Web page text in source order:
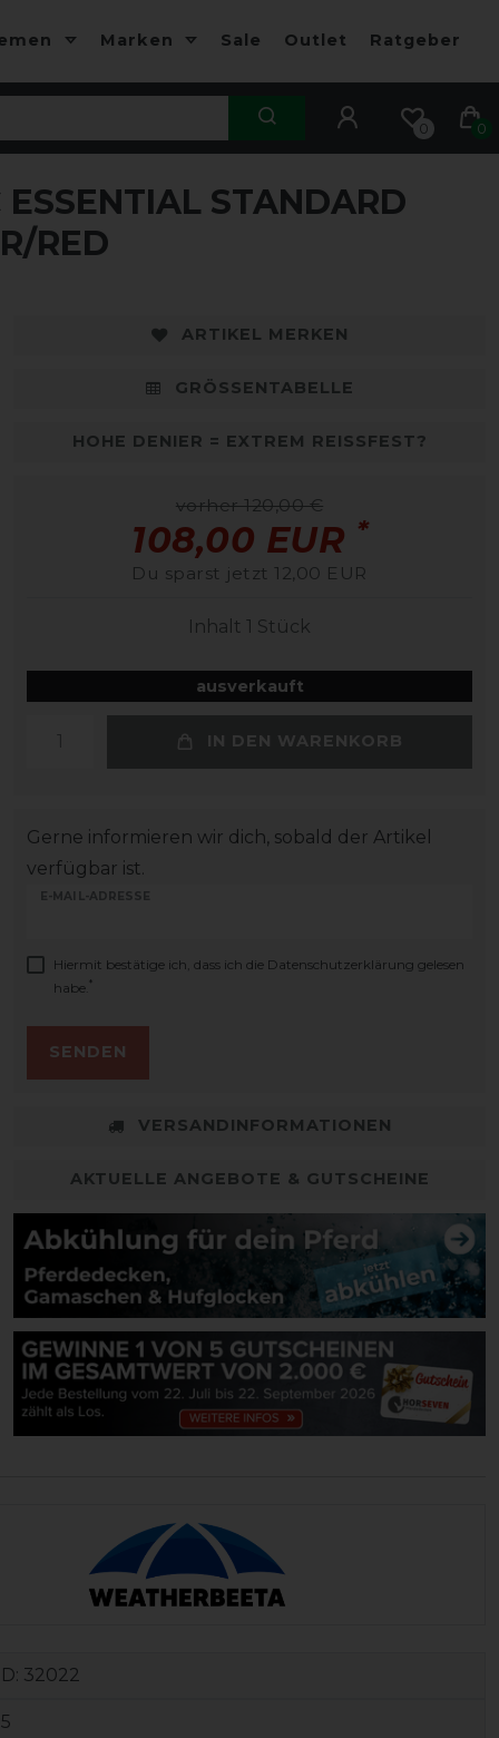
Marken Sale Outlet Ratgeber
0 0
-10%
STANDARD
RED
ARTIKEL MERKEN
GRÖSSENTABELLE
HOHE DENIER = EXTREM REISSFEST?
vorher 120,00 €
108,00 EUR *
Du sparst jetzt 12,00 EUR
Inhalt 1 Stück
ausverkauft
IN DEN WARENKORB
Gerne informieren wir dich, sobald der Artikel
verfügbar ist.
E-MAIL-ADRESSE
Hiermit bestätige ich, dass ich die Daten­schutz­erklärung gelesen
habe. *
SENDEN
VERSANDINFORMATIONEN
AKTUELLE ANGEBOTE & GUTSCHEINE
32022